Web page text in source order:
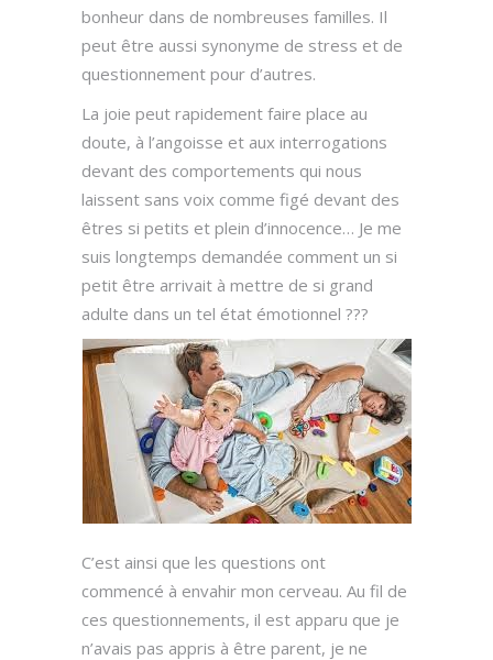
bonheur dans de nombreuses familles. Il
peut être aussi synonyme de stress et de
questionnement pour d’autres.
La joie peut rapidement faire place au
doute, à l’angoisse et aux interrogations
devant des comportements qui nous
laissent sans voix comme figé devant des
êtres si petits et plein d’innocence… Je me
suis longtemps demandée comment un si
petit être arrivait à mettre de si grand
adulte dans un tel état émotionnel ???
C’est ainsi que les questions ont
commencé à envahir mon cerveau. Au fil de
ces questionnements, il est apparu que je
n’avais pas appris à être parent, je ne